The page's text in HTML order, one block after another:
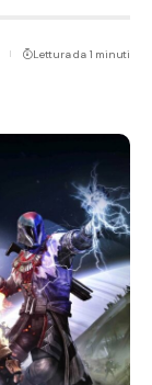
Lettura da 1 minuti